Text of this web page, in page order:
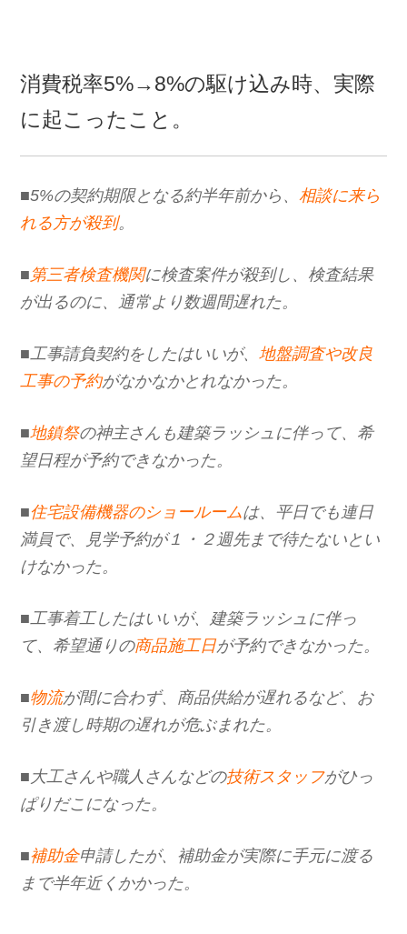
消費税率5%→8%の駆け込み時、実際
に起こったこと。
■5%の契約期限となる約半年前から、相談に来ら
れる方が殺到。
■ 第三者検査機関に検査案件が殺到し、検査結果
が出るのに、通常より数週間遅れた。
■工事請負契約をしたはいいが、地盤調査や改良
工事の予約がなかなかとれなかった。
■地鎮祭の神主さんも建築ラッシュに伴って、希
望日程が予約できなかった。
■住宅設備機器のショールームは、平日でも連日
満員で、見学予約が１・２週先まで待たないとい
けなかった。
■工事着工したはいいが、建築ラッシュに伴っ
て、希望通りの商品施工日が予約できなかった。
■物流が間に合わず、商品供給が遅れるなど、お
引き渡し時期の遅れが危ぶまれた。
■大工さんや職人さんなどの技術スタッフがひっ
ぱりだこになった。
■補助金申請したが、補助金が実際に手元に渡る
まで半年近くかかった。